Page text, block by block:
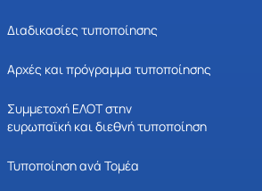
Διαδικασίες τυποποίησης
Αρχές και πρόγραμμα τυποποίησης
Συμμετοχή ΕΛΟΤ στην
ευρωπαϊκή και διεθνή τυποποίηση
Τυποποίηση ανά Τομέα